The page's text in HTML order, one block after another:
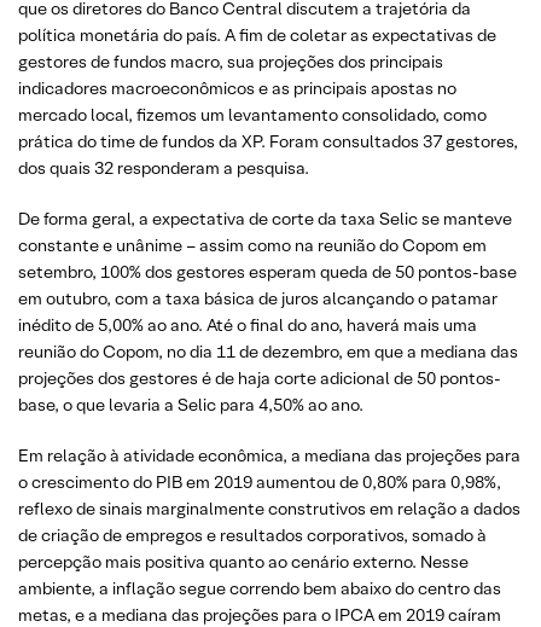
que os diretores do Banco Central discutem a trajetória da
política monetária do país. A fim de coletar as expectativas de
gestores de fundos macro, sua projeções dos principais
indicadores macroeconômicos e as principais apostas no
mercado local, fizemos um levantamento consolidado, como
prática do time de fundos da XP. Foram consultados 37 gestores,
dos quais 32 responderam a pesquisa.
De forma geral, a expectativa de corte da taxa Selic se manteve
constante e unânime – assim como na reunião do Copom em
setembro, 100% dos gestores esperam queda de 50 pontos-base
em outubro, com a taxa básica de juros alcançando o patamar
inédito de 5,00% ao ano. Até o final do ano, haverá mais uma
reunião do Copom, no dia 11 de dezembro, em que a mediana das
projeções dos gestores é de haja corte adicional de 50 pontos-
base, o que levaria a Selic para 4,50% ao ano.
Em relação à atividade econômica, a mediana das projeções para
o crescimento do PIB em 2019 aumentou de 0,80% para 0,98%,
reflexo de sinais marginalmente construtivos em relação a dados
de criação de empregos e resultados corporativos, somado à
percepção mais positiva quanto ao cenário externo. Nesse
ambiente, a inflação segue correndo bem abaixo do centro das
metas, e a mediana das projeções para o IPCA em 2019 caíram